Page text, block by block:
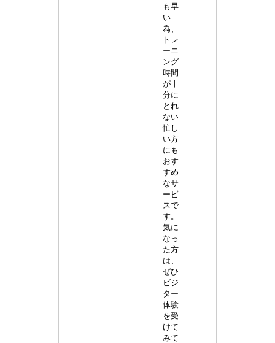
も早
い
為、
トレ
ーニ
ング
時間
が十
分に
とれ
ない
忙し
い方
にも
おす
すめ
なサ
ービ
スで
す。
気に
なっ
た方
は、
ぜひ
ビジ
ター
体験
を受
けて
みて